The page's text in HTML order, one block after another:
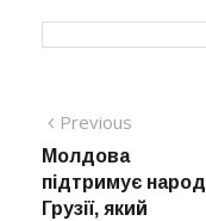
Навігація
записів
Previous
Молдова
підтримує народ
Грузії, який